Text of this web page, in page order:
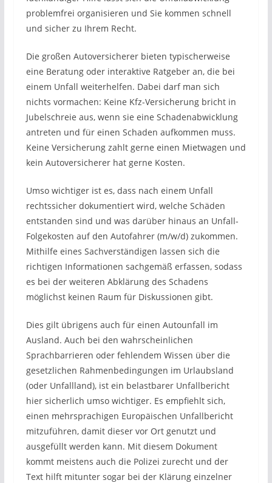
problemfrei organisieren und Sie kommen schnell
und sicher zu Ihrem Recht.
Die großen Autoversicherer bieten typischerweise
eine Beratung oder interaktive Ratgeber an, die bei
einem Unfall weiterhelfen. Dabei darf man sich
nichts vormachen: Keine Kfz-Versicherung bricht in
Jubelschreie aus, wenn sie eine Schadenabwicklung
antreten und für einen Schaden aufkommen muss.
Keine Versicherung zahlt gerne einen Mietwagen und
kein Autoversicherer hat gerne Kosten.
Umso wichtiger ist es, dass nach einem Unfall
rechtssicher dokumentiert wird, welche Schäden
entstanden sind und was darüber hinaus an Unfall-
Folgekosten auf den Autofahrer (m/w/d) zukommen.
Mithilfe eines Sachverständigen lassen sich die
richtigen Informationen sachgemäß erfassen, sodass
es bei der weiteren Abklärung des Schadens
möglichst keinen Raum für Diskussionen gibt.
Dies gilt übrigens auch für einen Autounfall im
Ausland. Auch bei den wahrscheinlichen
Sprachbarrieren oder fehlendem Wissen über die
gesetzlichen Rahmenbedingungen im Urlaubsland
(oder Unfallland), ist ein belastbarer Unfallbericht
hier sicherlich umso wichtiger. Es empfiehlt sich,
einen mehrsprachigen Europäischen Unfallbericht
mitzuführen, damit dieser vor Ort genutzt und
ausgefüllt werden kann. Mit diesem Dokument
kommt meistens auch die Polizei zurecht und der
Text hilft mitunter sogar bei der Klärung einzelner